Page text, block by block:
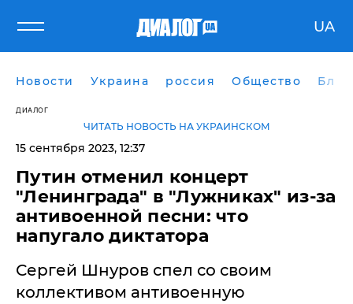
UA
Новости Украина россия Общество
ДИАЛОГ
ЧИТАТЬ НОВОСТЬ НА УКРАИНСКОМ
15 сентября 2023, 12:37
Путин отменил концерт
"Ленинграда" в "Лужниках" из-за
антивоенной песни: что
напугало диктатора
Сергей Шнуров спел со своим
коллективом антивоенную